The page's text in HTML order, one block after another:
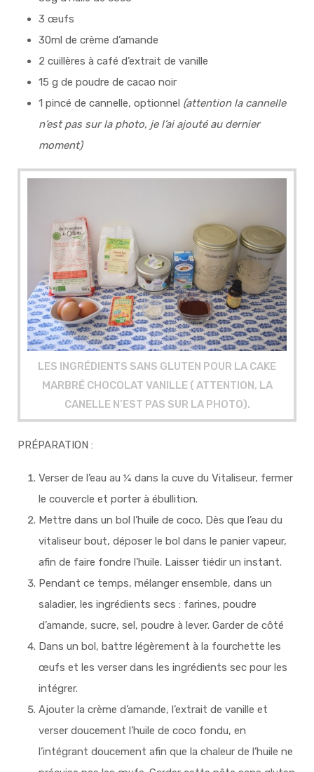
3 œufs
30ml de crème d’amande
2 cuillères à café d’extrait de vanille
15 g de poudre de cacao noir
1 pincé de cannelle, optionnel (attention la cannelle
n’est pas sur la photo, je l’ai ajouté au dernier
moment)
LES INGRÉDIENTS SANS GLUTEN POUR LA CAKE
MARBRÉ CHOCOLAT VANILLE ( ATTENTION, LA
CANELLE N’EST PAS SUR LA PHOTO).
PRÉPARATION :
Verser de l’eau au ¼ dans la cuve du Vitaliseur, fermer
le couvercle et porter à ébullition.
Mettre dans un bol l’huile de coco. Dès que l’eau du
vitaliseur bout, déposer le bol dans le panier vapeur,
afin de faire fondre l’huile. Laisser tiédir un instant.
Pendant ce temps, mélanger ensemble, dans un
saladier, les ingrédients secs : farines, poudre
d’amande, sucre, sel, poudre à lever. Garder de côté
Dans un bol, battre légèrement à la fourchette les
œufs et les verser dans les ingrédients sec pour les
intégrer.
Ajouter la crème d’amande, l’extrait de vanille et
verser doucement l’huile de coco fondu, en
l’intégrant doucement afin que la chaleur de l’huile ne